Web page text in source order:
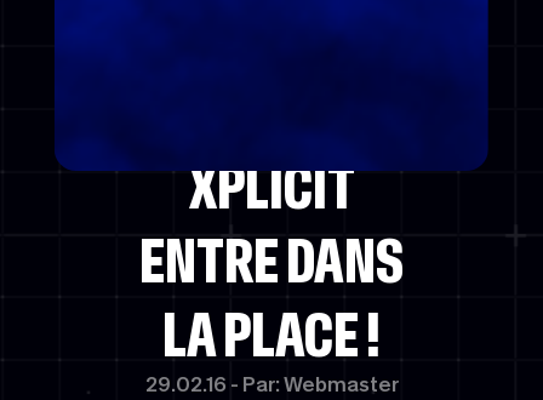
[QUALITAS.
XPLICIT
ENTRE DANS
LA PLACE !
29.02.16 - Par: Webmaster